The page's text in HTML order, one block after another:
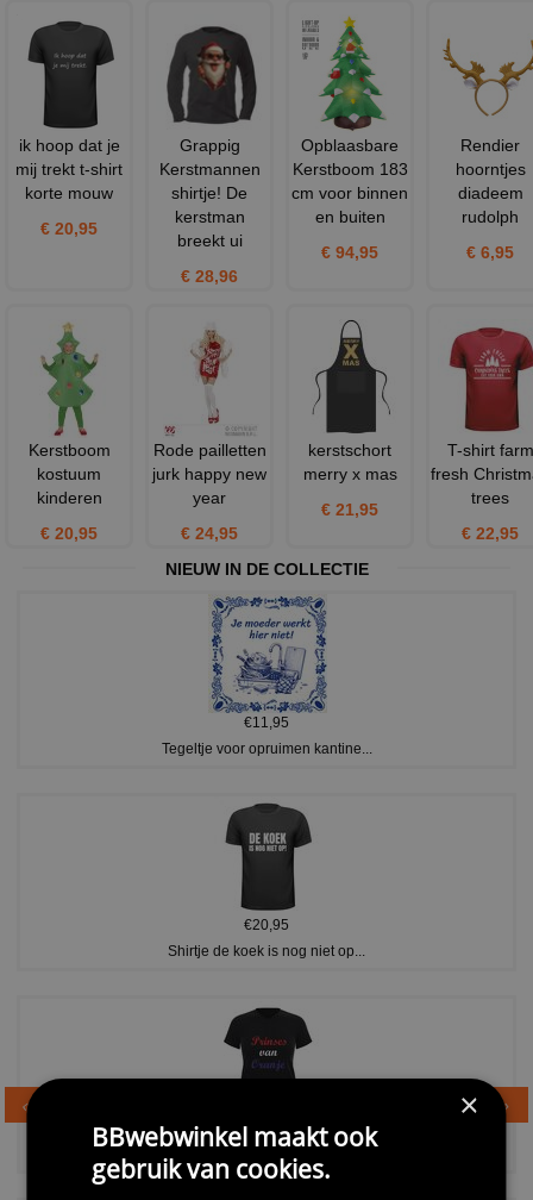
ik hoop dat je
mij trekt t-shirt
korte mouw
€ 20,95
Grappig
Kerstmannen
shirtje! De
kerstman
breekt ui
€ 28,96
Opblaasbare
Kerstboom 183
cm voor binnen
en buiten
€ 94,95
Rendier
hoorntjes
diadeem
rudolph
€ 6,95
Kerstboom
kostuum
kinderen
€ 20,95
Rode pailletten
jurk happy new
year
€ 24,95
kerstschort
merry x mas
€ 21,95
T-shirt farm
fresh
trees
€ 22,95
NIEUW IN DE COLLECTIE
€11,95
Tegeltje voor opruimen kantine...
€20,95
Shirtje de koek is nog niet op...
€24,95
×
BBwebwinkel maakt ook
gebruik van cookies.